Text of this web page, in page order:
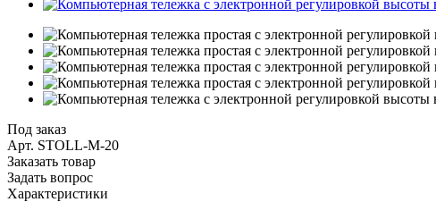
Под заказ
Арт. STOLL-M-20
Заказать товар
Задать вопрос
Характеристики